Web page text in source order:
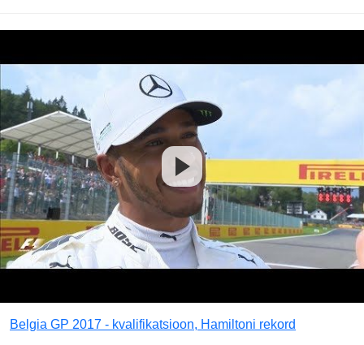
Belgia GP 2017 - kvalifikatsioon, Hamiltoni rekord